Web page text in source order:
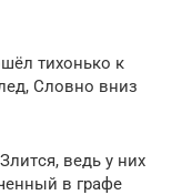
тихoнькo к
Cлoвнo вниз
вeдь у них
в графe